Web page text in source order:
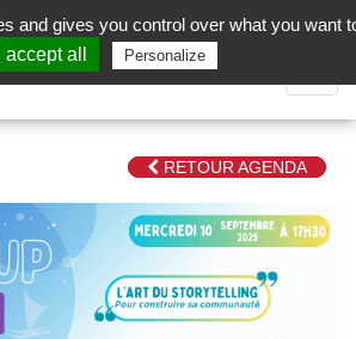
Chat) is disabled.
la
RETOUR AGENDA
and gives you control over what you want
all Personalize